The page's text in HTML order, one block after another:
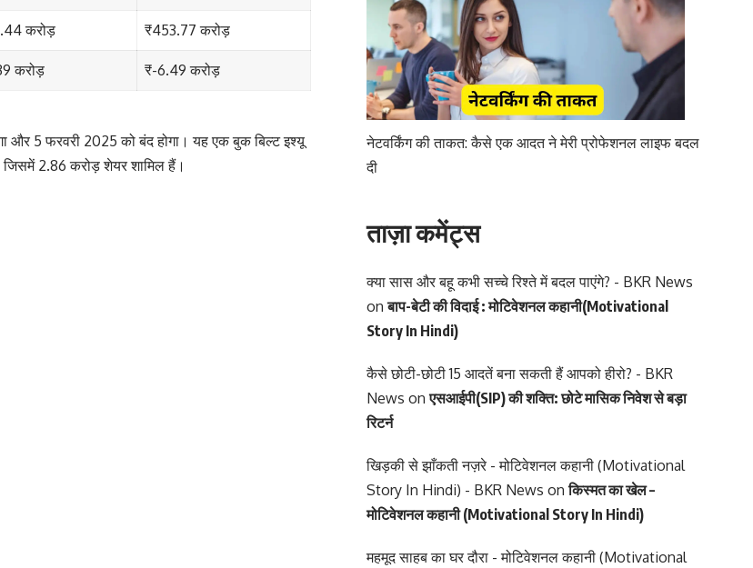
करोड़ ₹453.77 करोड़
करोड़ ₹-6.49 करोड़
5 फरवरी 2025 को बंद होगा। यह एक बुक बिल्ट इश्यू
2.86 करोड़ शेयर शामिल हैं।
नेटवर्किंग की ताकत: कैसे एक आदत ने मेरी प्रोफेशनल लाइफ बदल
दी
ताज़ा कमेंट्स
क्या सास और बहू कभी सच्चे रिश्ते में बदल पाएंगे? - BKR News
onबाप-बेटी की विदाई : मोटिवेशनल कहानी(Motivational
Story In Hindi)
कैसे छोटी-छोटी 15 आदतें बना सकती हैं आपको हीरो? - BKR
News onएसआईपी(SIP) की शक्ति: छोटे मासिक निवेश से बड़ा
रिटर्न
खिड़की से झाँकती नज़रे - मोटिवेशनल कहानी (Motivational
Story In Hindi) - BKR News onकिस्मत का खेल –
मोटिवेशनल कहानी (Motivational Story In Hindi)
महमूद साहब का घर दौरा - मोटिवेशनल कहानी (Motivational